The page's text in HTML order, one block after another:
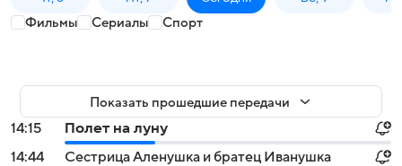
Фильмы Сериалы Спорт
Показать прошедшие передачи
14:15
Полет на луну
14:44
Сестрица Аленушка и братец Иванушка